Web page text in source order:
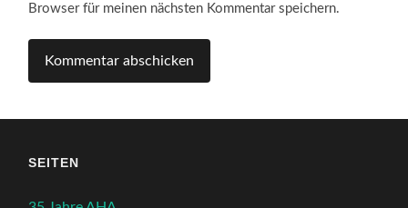
Browser für meinen nächsten Kommentar speichern.
SEITEN